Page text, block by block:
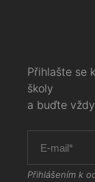
Přihlašte se
školy
a buďte
Přihlášením k